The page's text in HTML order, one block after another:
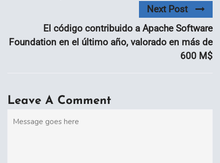
Next Post
El código contribuido a Apache Software
Foundation en el último año, valorado en más de
600 M$
Leave A Comment